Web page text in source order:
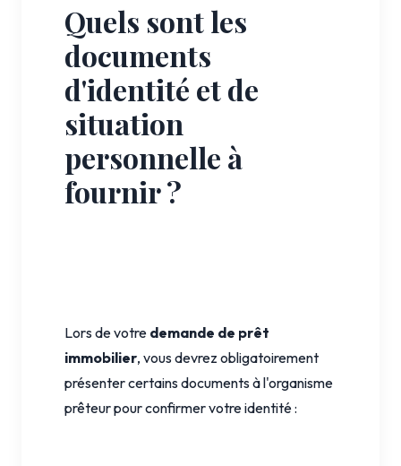
Quels sont les
documents
d'identité et de
situation
personnelle à
fournir ?
Lors de votre demande de prêt
immobilier, vous devrez obligatoirement
présenter certains documents à l'organisme
prêteur pour confirmer votre identité :